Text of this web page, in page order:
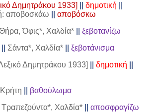
Δημητράκου 1933]
δημοτική
αποβοσκάω
αποβόσκω
Όφις*, Χαλδία*|| ξεβοτανίζω
Σάντα*, Χαλδία*|| ξεβοτάνισμα
Δημητράκου 1933]
δημοτική
Κρήτη
βαθούλωμα
Τραπεζούντα*, Χαλδία*|| αποσφραγίζω